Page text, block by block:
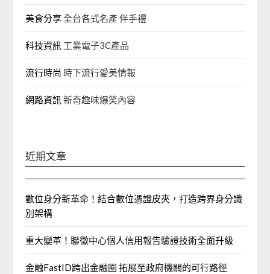
美食分享全台各式名產 伴手禮
科技資訊 工業電子3C產品
流行時尚 時下流行愛美情報
網路資訊 新奇趣味爆笑內容
近期文章
數位身分新革命！結合數位憑證皮夾，打造跨界身分識
別架構
重大變革！聯徵中心個人信用報告驗證技術全面升級
金融FastID跨出金融圈 拓展至政府機關的可行路徑